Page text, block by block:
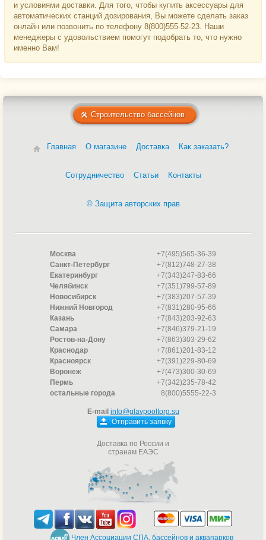
и условиями доставки. Для того, чтобы купить аксессуары для
автоматических станций дозирования, Вы можете сделать заказ
онлайн или позвонить по телефону 8(800)555-52-23. Наши
менеджеры с удовольствием помогут подобрать то, что нужно
именно Вам!
Строительство бассейнов
Главная О магазине Доставка Как заказать?
Сотрудничество Статьи Контакты
© Защита авторских прав
Москва
+7(495)565-36-39
Санкт-Петербург
+7(812)748-27-38
Екатеринбург
+7(343)247-83-66
Челябинск
+7(351)799-57-89
Новосибирск
+7(383)207-57-39
Нижний Новгород
+7(831)280-95-66
Казань
+7(843)203-92-63
Самара
+7(846)379-21-19
Ростов-на-Дону
+7(863)303-29-62
Краснодар
+7(861)201-83-12
Красноярск
+7(391)229-80-69
Воронеж
+7(473)300-30-69
Пермь
+7(342)235-78-42
остальные города
8(800)5555-22-3
E-mail info@glavpooltorg.su
Отправить заявку
Доставка по России и
странам ЕАЭС
Член Ассоциации СПА, бассейнов и аквапарков